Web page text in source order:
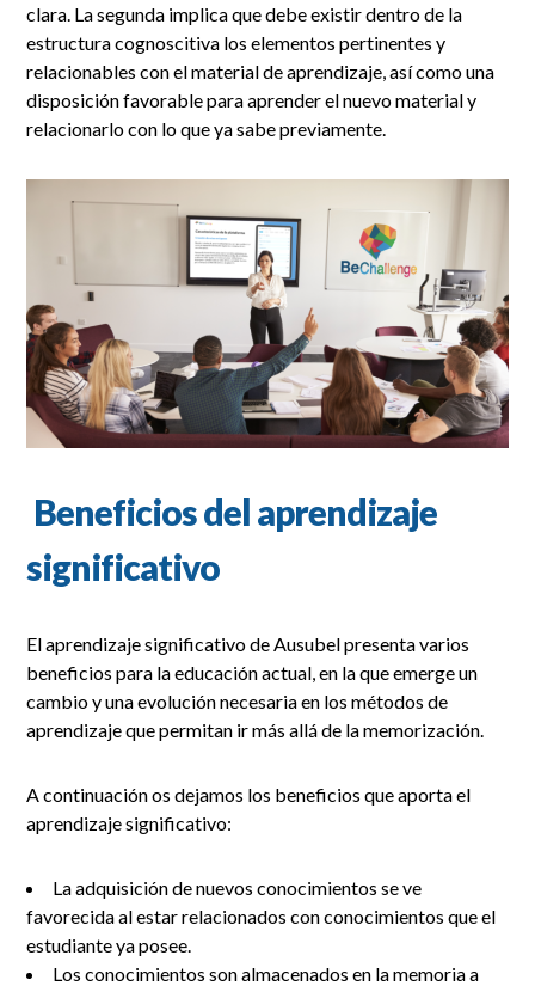
clara. La segunda implica que debe existir dentro de la
estructura cognoscitiva los elementos pertinentes y
relacionables con el material de aprendizaje, así como una
disposición favorable para aprender el nuevo material y
relacionarlo con lo que ya sabe previamente.
Beneficios del aprendizaje
significativo
El aprendizaje significativo de Ausubel presenta varios
beneficios para la educación actual, en la que emerge un
cambio y una evolución necesaria en los métodos de
aprendizaje que permitan ir más allá de la memorización.
A continuación os dejamos los beneficios que aporta el
aprendizaje significativo:
La adquisición de nuevos conocimientos se ve
favorecida al estar relacionados con conocimientos que el
estudiante ya posee.
Los conocimientos son almacenados en la memoria a